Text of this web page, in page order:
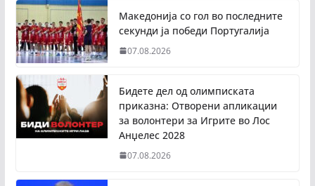
Македонија со гол во последните
секунди ја победи Португалија
07.08.2026
Бидете дел од олимписката
приказна: Отворени апликации
за волонтери за Игрите во Лос
Анџелес 2028
07.08.2026